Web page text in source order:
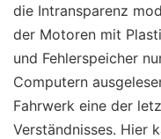
die Intransparenz
der Motoren mit
und Fehlerspeicher
Computern
Fahrwerk eine der
Verständnisses. Hier